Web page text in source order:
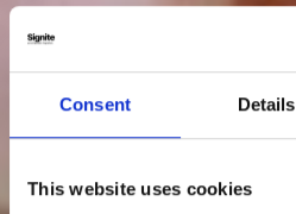
Consent Details
This website uses cookies